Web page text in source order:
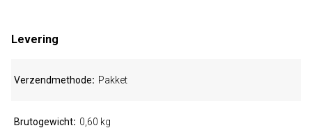
Levering
Verzendmethode Pakket
Brutogewicht 0,60 kg